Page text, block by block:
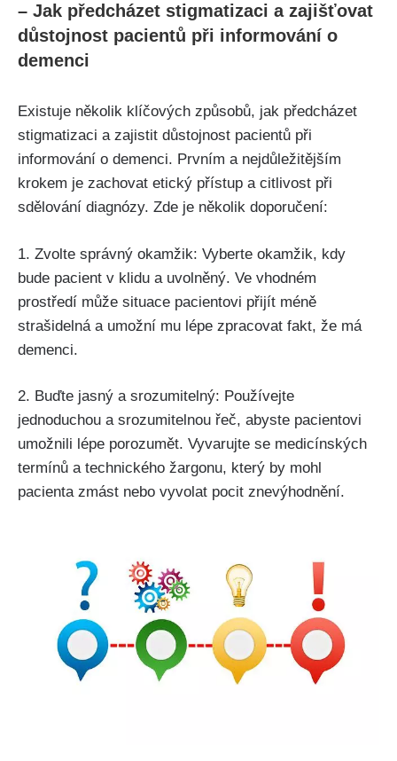
– Jak předcházet stigmatizaci a zajišťovat
důstojnost pacientů při informování o
demenci
Existuje několik klíčových způsobů, jak předcházet
stigmatizaci a zajistit důstojnost pacientů při
informování o demenci. Prvním a nejdůležitějším
krokem je zachovat etický přístup a citlivost při
sdělování diagnózy. Zde je několik doporučení:
1. Zvolte správný okamžik: Vyberte okamžik, kdy
bude pacient v klidu a uvolněný. Ve vhodném
prostředí může situace pacientovi přijít méně
strašidelná a umožní mu lépe zpracovat fakt, že má
demenci.
2. Buďte jasný a srozumitelný: Používejte
jednoduchou a srozumitelnou řeč, abyste pacientovi
umožnili lépe porozumět. Vyvarujte se medicínských
termínů a technického žargonu, který by mohl
pacienta zmást nebo vyvolat pocit znevýhodnění.